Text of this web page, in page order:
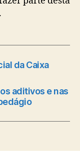
da Caixa
aditivos e nas